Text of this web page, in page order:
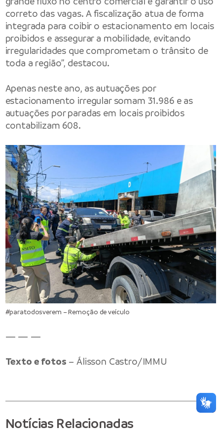
correto das vagas. A fiscalização atua de forma
integrada para coibir o estacionamento em locais
proibidos e assegurar a mobilidade, evitando
irregularidades que comprometam o trânsito de
toda a região”, destacou.
Apenas neste ano, as autuações por
estacionamento irregular somam 31.986 e as
autuações por paradas em locais proibidos
contabilizam 608.
#paratodosverem – Remoção de veículo
— — —
Texto e fotos – Álisson Castro/IMMU
Notícias Relacionadas